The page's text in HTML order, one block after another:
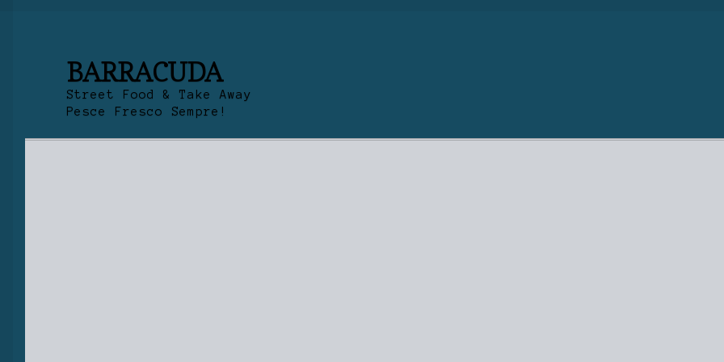
BARRACUDA
Street Food & Take Away
Pesce Fresco Sempre!